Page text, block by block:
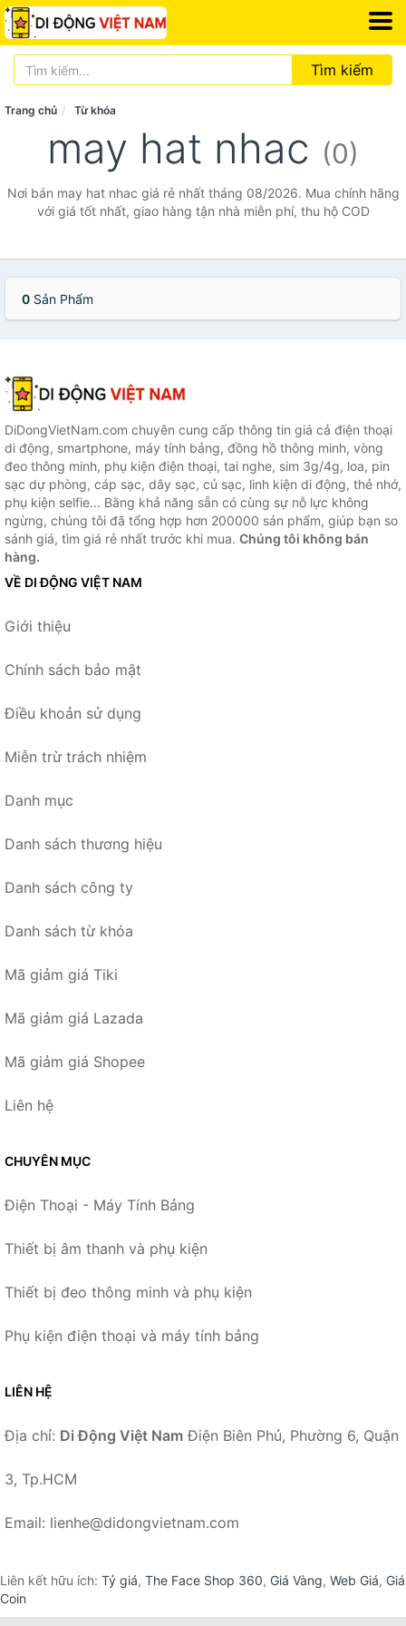
Tìm kiếm
Trang chủ Từ khóa
may hat nhac (0)
Nơi bán may hat nhac giá rẻ nhất tháng 08/2026. Mua chính hãng
với giá tốt nhất, giao hàng tận nhà miễn phí, thu hộ COD
0 Sản Phẩm
DiDongVietNam.com chuyên cung cấp thông tin giá cả điện thoại
di động, smartphone, máy tính bảng, đồng hồ thông minh, vòng
đeo thông minh, phụ kiện điện thoại, tai nghe, sim 3g/4g, loa, pin
sạc dự phòng, cáp sạc, dây sạc, củ sạc, linh kiện di động, thẻ nhớ,
phụ kiện selfie... Bằng khả năng sẵn có cùng sự nỗ lực không
ngừng, chúng tôi đã tổng hợp hơn 200000 sản phẩm, giúp bạn so
sánh giá, tìm giá rẻ nhất trước khi mua. Chúng tôi không bán
hàng.
VỀ DI ĐỘNG VIỆT NAM
Giới thiệu
Chính sách bảo mật
Điều khoản sử dụng
Miễn trừ trách nhiệm
Danh mục
Danh sách thương hiệu
Danh sách công ty
Danh sách từ khóa
Mã giảm giá Tiki
Mã giảm giá Lazada
Mã giảm giá Shopee
Liên hệ
CHUYÊN MỤC
Điện Thoại - Máy Tính Bảng
Thiết bị âm thanh và phụ kiện
Thiết bị đeo thông minh và phụ kiện
Phụ kiện điện thoại và máy tính bảng
LIÊN HỆ
Địa chỉ: Di Động Việt Nam Điện Biên Phủ, Phường 6, Quận
3, Tp.HCM
Email: lienhe@didongvietnam.com
Liên kết hữu ích: Tỷ giá, The Face Shop 360, Giá Vàng, Web Giá, Giá
Coin